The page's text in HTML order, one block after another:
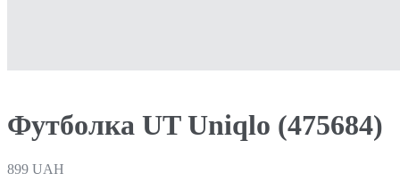
Футболка UT Uniqlo (475684)
899 UAH